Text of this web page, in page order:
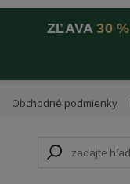
ZĽAVA30 %
Obchodné podmienky